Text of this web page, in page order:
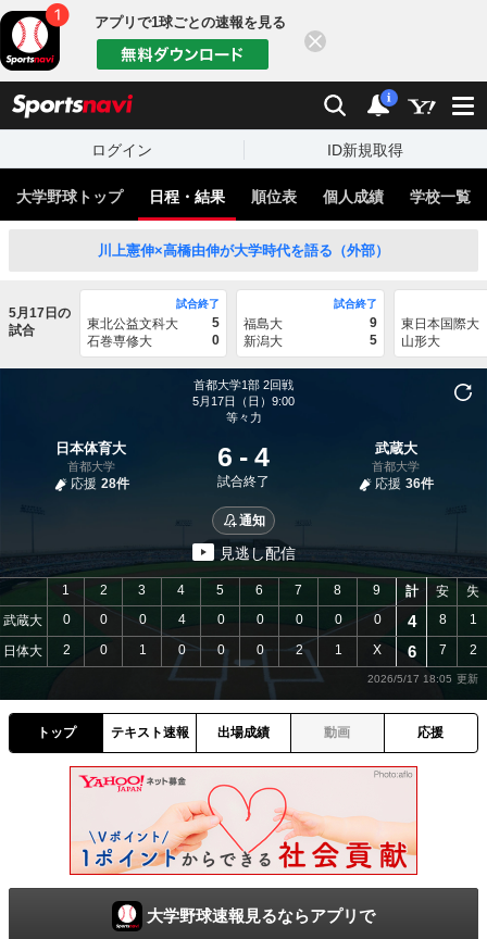
アプリで1球ごとの速報を見る
検索 通知
i
ログイン ID新規取得
大学野球トップ 日程・結果 順位表 個人成績 学校一覧
川上憲伸×高橋由伸が大学時代を語る（外部）
5月17日の
試合
試合終了
東北公益文科大
5
石巻専修大
0
試合終了
福島大
9
新潟大
5
東日本国際大
山形大
首都大学1部 2回戦
5月17日（日）9:00
等々力
日本体育大
首都大学
応援 28件
6 - 4
試合終了
武蔵大
首都大学
応援 36件
通知
見逃し配信
武蔵大
日体大
1 2 3 4 5 6 7 8
9
0
0 0 4 0 0 0 0
0
2
0 1 0 0 0 2 1 X
計 安 失
4 8 1
6 7 2
2026/5/17 18:05
トップ テキスト速報 出場成績 動画 応援
大学野球速報見るならアプリで